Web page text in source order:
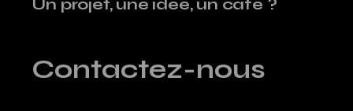
Un projet, une idée, un café ?
Contactez-nous